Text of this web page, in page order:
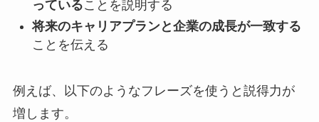
っていることを説明する
将来のキャリアプランと企業の成長が一致する
ことを伝える
例えば、以下のようなフレーズを使うと説得力が
増します。